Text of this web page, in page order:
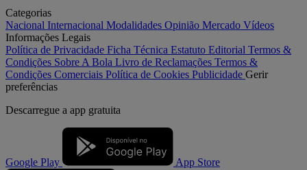
Categorias
Nacional Internacional Modalidades Opinião Mercado Vídeos
Informações Legais
Política de Privacidade Ficha Técnica Estatuto Editorial Termos &
Condições Sobre A Bola Livro de Reclamações Termos &
Condições Comerciais Política de Cookies Publicidade Gerir
preferências
Descarregue a app gratuita
Google Play App Store